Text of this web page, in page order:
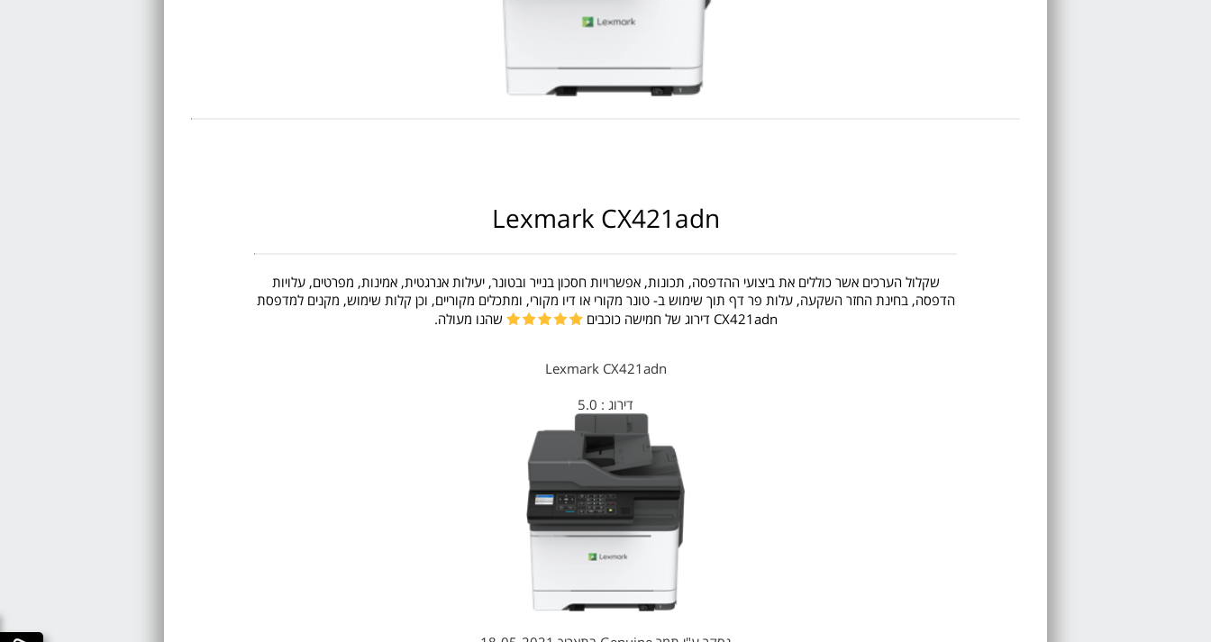
Lexmark CX421adn
שקלול הערכים אשר כוללים את ביצועי ההדפסה, תכונות, אפשרויות חסכון בנייר ובטונר, יעילות אנרגטית, אמינות, מפרטים, עלויות
הדפסה, בחינת החזר השקעה, עלות פר דף תוך שימוש ב- טונר מקורי או דיו מקורי, ומתכלים מקוריים, וכן קלות שימוש, מקנים למדפסת
CX421adn דירוג של חמישה כוכבים
שהנו מעולה.
Lexmark CX421adn
דירוג : 5.0